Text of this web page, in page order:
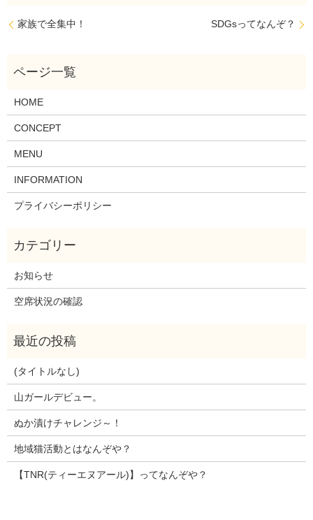
家族で全集中！ SDGsってなんぞ？
HOME
CONCEPT
MENU
INFORMATION
プライバシーポリシー
お知らせ
空席状況の確認
(タイトルなし)
山ガールデビュー。
ぬか漬けチャレンジ～！
地域猫活動とはなんぞや？
【TNR(ティーエヌアール)】ってなんぞや？